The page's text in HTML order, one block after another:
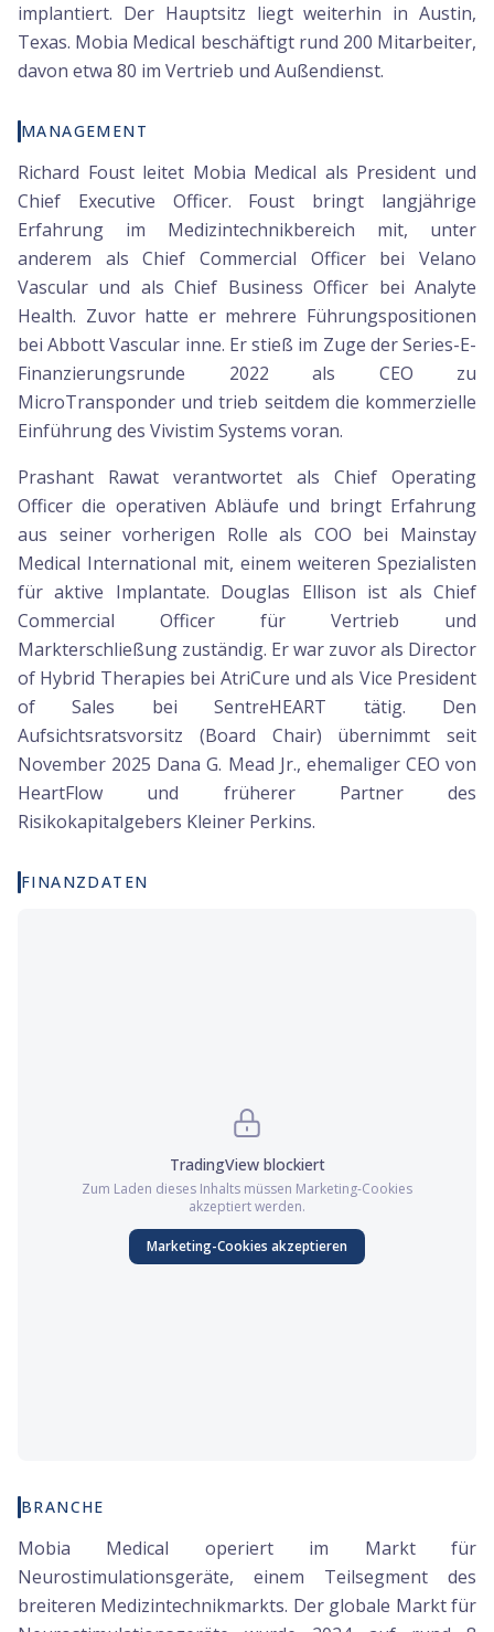
implantiert. Der Hauptsitz liegt weiterhin in Austin,
Texas. Mobia Medical beschäftigt rund 200 Mitarbeiter,
davon etwa 80 im Vertrieb und Außendienst.
MANAGEMENT
Richard Foust leitet Mobia Medical als President und
Chief Executive Officer. Foust bringt langjährige
Erfahrung im Medizintechnikbereich mit, unter
anderem als Chief Commercial Officer bei Velano
Vascular und als Chief Business Officer bei Analyte
Health. Zuvor hatte er mehrere Führungspositionen
bei Abbott Vascular inne. Er stieß im Zuge der Series-E-
Finanzierungsrunde 2022 als CEO zu
MicroTransponder und trieb seitdem die kommerzielle
Einführung des Vivistim Systems voran.
Prashant Rawat verantwortet als Chief Operating
Officer die operativen Abläufe und bringt Erfahrung
aus seiner vorherigen Rolle als COO bei Mainstay
Medical International mit, einem weiteren Spezialisten
für aktive Implantate. Douglas Ellison ist als Chief
Commercial Officer für Vertrieb und
Markterschließung zuständig. Er war zuvor als Director
of Hybrid Therapies bei AtriCure und als Vice President
of Sales bei SentreHEART tätig. Den
Aufsichtsratsvorsitz (Board Chair) übernimmt seit
November 2025 Dana G. Mead Jr., ehemaliger CEO von
HeartFlow und früherer Partner des
Risikokapitalgebers Kleiner Perkins.
FINANZDATEN
TradingViewblockiert
Zum Laden dieses Inhalts müssen Marketing-Cookies
akzeptiert werden.
Marketing-Cookies akzeptieren
BRANCHE
Mobia Medical operiert im Markt für
Neurostimulationsgeräte, einem Teilsegment des
breiteren Medizintechnikmarkts. Der globale Markt für